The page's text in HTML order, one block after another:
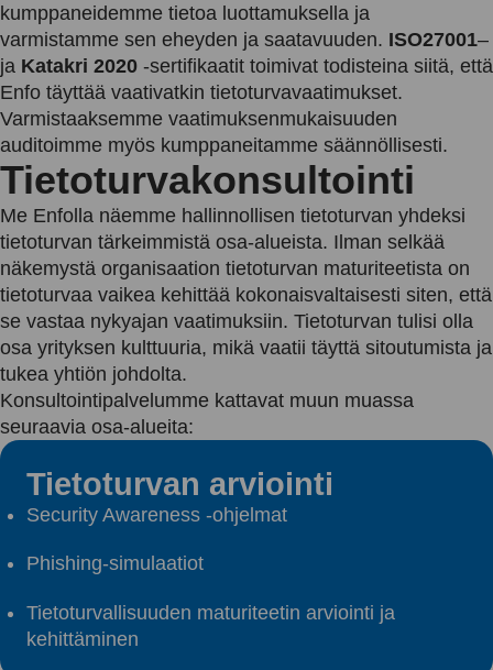
kumppaneidemme tietoa luottamuksella ja
varmistamme sen eheyden ja saatavuuden. ISO27001–
ja Katakri 2020 -sertifikaatit toimivat todisteina siitä, että
Enfo täyttää vaativatkin tietoturvavaatimukset.
Varmistaaksemme vaatimuksenmukaisuuden
auditoimme myös kumppaneitamme säännöllisesti.
Tietoturvakonsultointi
Me Enfolla näemme hallinnollisen tietoturvan yhdeksi
tietoturvan tärkeimmistä osa-alueista. Ilman selkää
näkemystä organisaation tietoturvan maturiteetista on
tietoturvaa vaikea kehittää kokonaisvaltaisesti siten, että
se vastaa nykyajan vaatimuksiin. Tietoturvan tulisi olla
osa yrityksen kulttuuria, mikä vaatii täyttä sitoutumista ja
tukea yhtiön johdolta.
Konsultointipalvelumme kattavat muun muassa
seuraavia osa-alueita:
Tietoturvan arviointi
Security Awareness -ohjelmat
Phishing-simulaatiot
Tietoturvallisuuden maturiteetin arviointi ja
kehittäminen